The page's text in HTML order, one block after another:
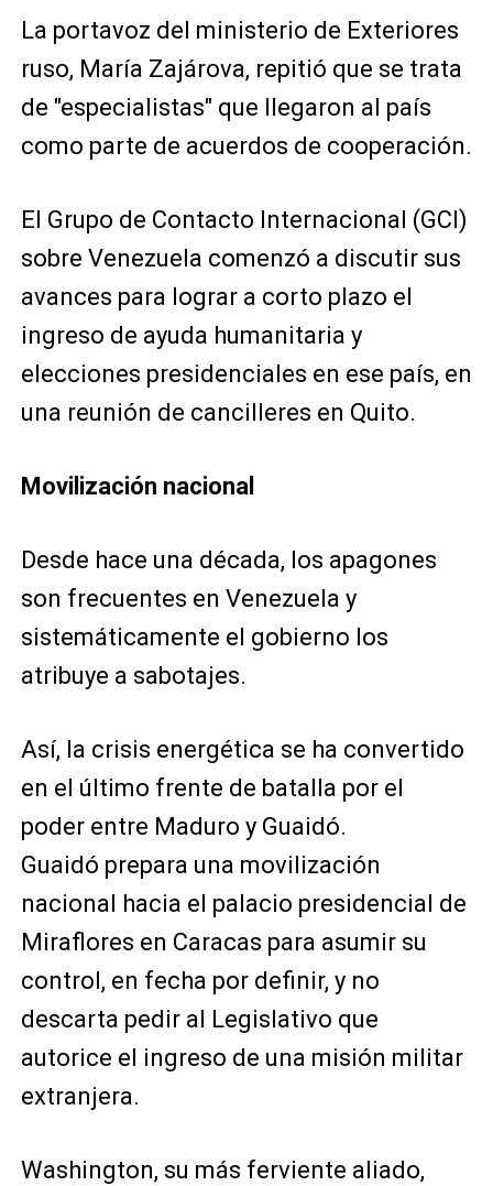
La portavoz del ministerio de Exteriores
ruso, María Zajárova, repitió que se trata
de "especialistas" que llegaron al país
como parte de acuerdos de cooperación.
El Grupo de Contacto Internacional (GCI)
sobre Venezuela comenzó a discutir sus
avances para lograr a corto plazo el
ingreso de ayuda humanitaria y
elecciones presidenciales en ese país, en
una reunión de cancilleres en Quito.
Movilización nacional
Desde hace una década, los apagones
son frecuentes en Venezuela y
sistemáticamente el gobierno los
atribuye a sabotajes.
Así, la crisis energética se ha convertido
en el último frente de batalla por el
poder entre Maduro y Guaidó.
Guaidó prepara una movilización
nacional hacia el palacio presidencial de
Miraflores en Caracas para asumir su
control, en fecha por definir, y no
descarta pedir al Legislativo que
autorice el ingreso de una misión militar
extranjera.
Washington, su más ferviente aliado,